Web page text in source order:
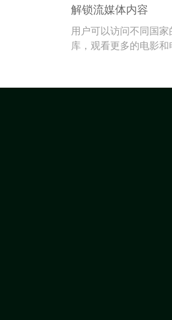
解锁流媒体内容
用户可以访问不同国家
库，观看更多的电影和